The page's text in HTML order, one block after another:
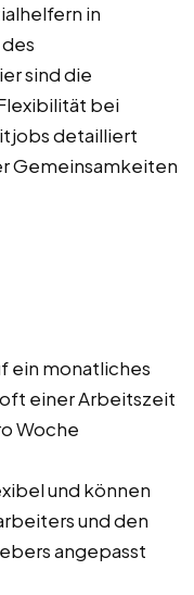
in
sind die
bei
detailliert
Gemeinsamkeiten
ein monatliches
einer Arbeitszeit
Woche
und können
und den
angepasst